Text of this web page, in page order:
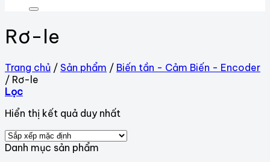
Rơ-le
Trang chủ / Sản phẩm / Biến tần - Cảm Biến - Encoder
/ Rơ-le
Lọc
Hiển thị kết quả duy nhất
Danh mục sản phẩm